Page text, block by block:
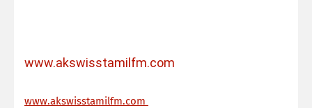
www.akswisstamilfm.com
www.akswisstamilfm.com